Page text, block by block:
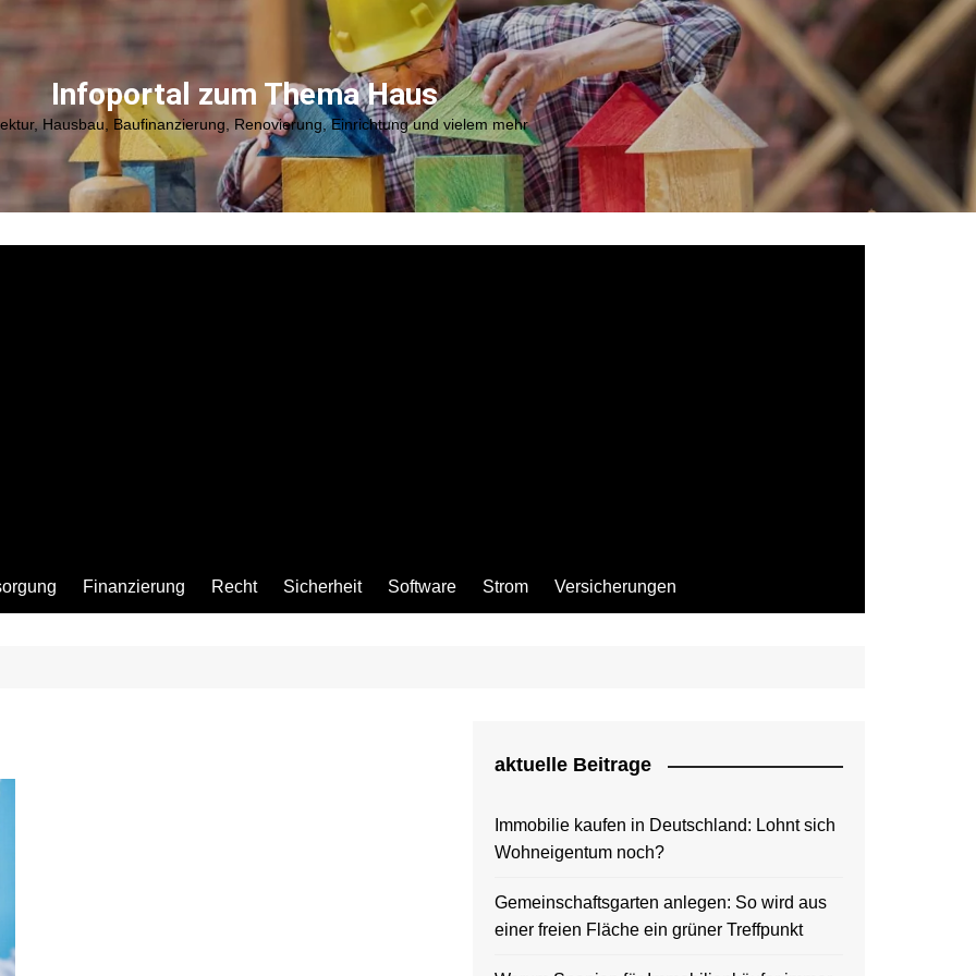
Infoportal zum Thema Haus
Hausbau, Baufinanzierung, Renovierung, Einrichtung und vielem mehr
Garten
Finanzierung Recht Sicherheit Software Strom Versicherungen
aktuelle Beitrage
Immobilie kaufen in Deutschland: Lohnt sich
Wohneigentum noch?
Gemeinschaftsgarten anlegen: So wird aus
einer freien Fläche ein grüner Treffpunkt